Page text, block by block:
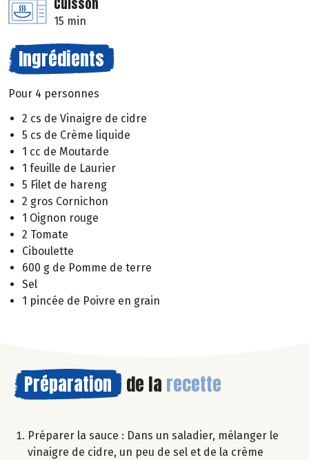
15 min
Ingrédients
Pour 4 personnes
2 cs de Vinaigre de cidre
5 cs de Crème liquide
1 cc de Moutarde
1 feuille de Laurier
5 Filet de hareng
2 gros Cornichon
1 Oignon rouge
2 Tomate
Ciboulette
600 g de Pomme de terre
Sel
1 pincée de Poivre en grain
Préparation de la recette
Préparer la sauce : Dans un saladier, mélanger le
vinaigre de cidre, un peu de sel et de la crème